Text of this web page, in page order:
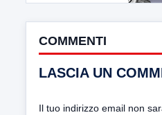
COMMENTI
LASCIA UN
Il tuo indirizzo email non